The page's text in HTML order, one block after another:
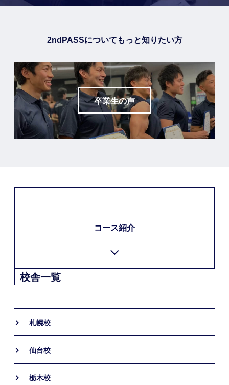
2ndPASSについてもっと知りたい方
卒業生の声
コース紹介
校舎一覧
札幌校
仙台校
栃木校